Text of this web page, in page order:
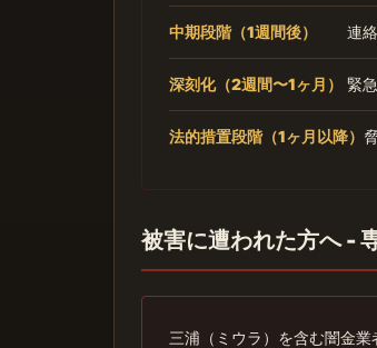
中期段階（1週間後） 連
深刻化（2週間〜1ヶ月） 緊
法的措置段階（1ヶ月以降）
被害に遭われた方へ -
三浦（ミウラ）を含む闇金